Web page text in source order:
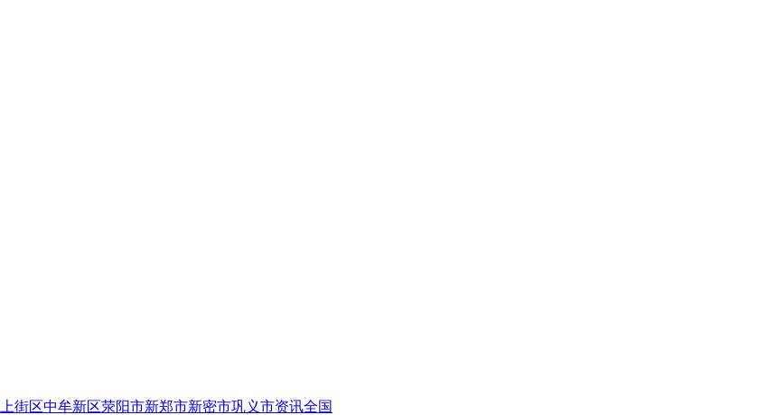
上街区中牟新区荥阳市新郑市新密市巩义市资讯全国